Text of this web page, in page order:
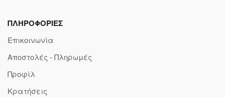
ΠΛΗΡΟΦΟΡΙΕΣ
Επικοινωνία
Αποστολές - Πληρωμές
Προφίλ
Κρατήσεις